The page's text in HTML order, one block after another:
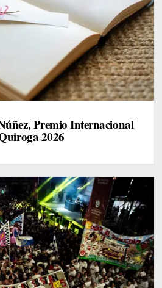
Premio Internacional
2026